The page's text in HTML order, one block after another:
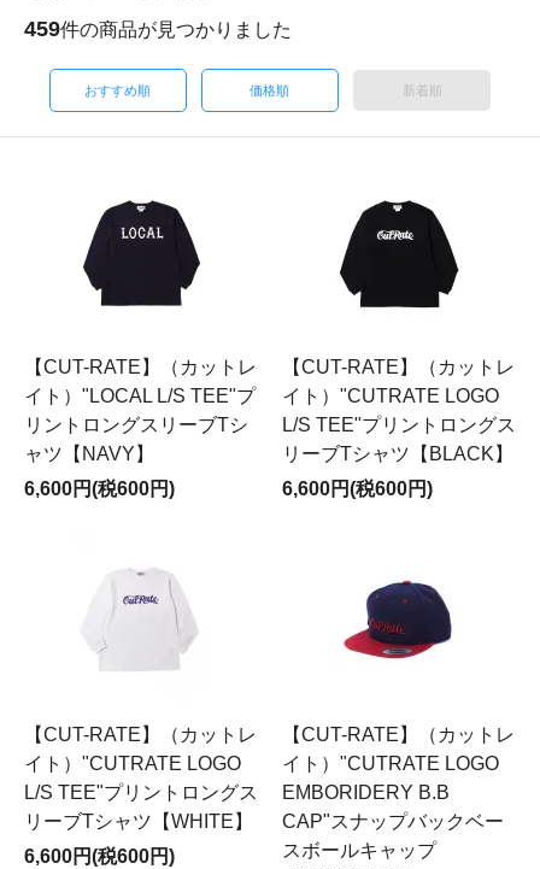
459件の商品が見つかりました
おすすめ順 価格順 新着順
【CUT-RATE】（カットレ
イト）"LOCAL L/S TEE"プ
リントロングスリーブTシ
ャツ【NAVY】
6,600円(税600円)
【CUT-RATE】（カットレ
イト）"CUTRATE LOGO
L/S TEE"プリントロングス
リーブTシャツ【BLACK】
6,600円(税600円)
【CUT-RATE】（カットレ
イト）"CUTRATE LOGO
L/S TEE"プリントロングス
リーブTシャツ【WHITE】
6,600円(税600円)
【CUT-RATE】（カットレ
イト）"CUTRATE LOGO
EMBORIDERY B.B
CAP"スナップバックベー
スボールキャップ